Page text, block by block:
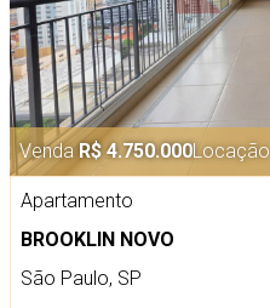
Venda R$ 4.750.000Locação
Apartamento
BROOKLIN NOVO
São Paulo, SP